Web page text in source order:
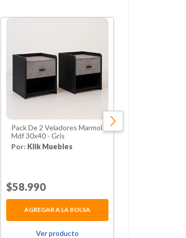
Pack De 2 Veladores Marmol
Mdf 30x40 - Gris
Por: Klik Muebles
Price reduced from
$58.990
AGREGAR A LA BOLSA
Ver producto